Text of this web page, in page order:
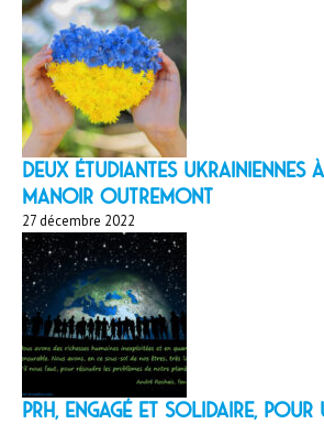
Deux étudiantes ukrainiennes
Manoir Outremont
27 décembre 2022
PRH, engagé et solidaire, pour